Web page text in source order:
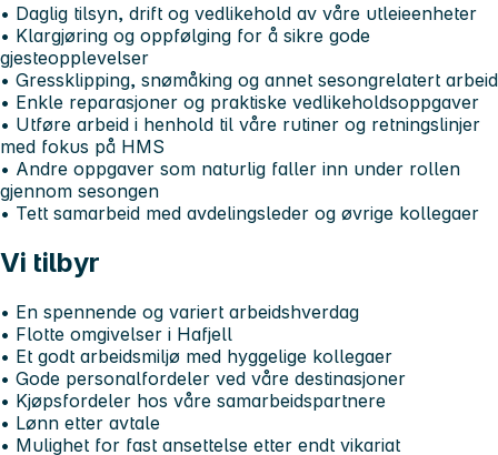
• Daglig tilsyn, drift og vedlikehold av våre utleieenheter
• Klargjøring og oppfølging for å sikre gode
gjesteopplevelser
• Gressklipping, snømåking og annet sesongrelatert arbeid
• Enkle reparasjoner og praktiske vedlikeholdsoppgaver
• Utføre arbeid i henhold til våre rutiner og retningslinjer
med fokus på HMS
• Andre oppgaver som naturlig faller inn under rollen
gjennom sesongen
• Tett samarbeid med avdelingsleder og øvrige kollegaer
Vi tilbyr
• En spennende og variert arbeidshverdag
• Flotte omgivelser i Hafjell
• Et godt arbeidsmiljø med hyggelige kollegaer
• Gode personalfordeler ved våre destinasjoner
• Kjøpsfordeler hos våre samarbeidspartnere
• Lønn etter avtale
• Mulighet for fast ansettelse etter endt vikariat